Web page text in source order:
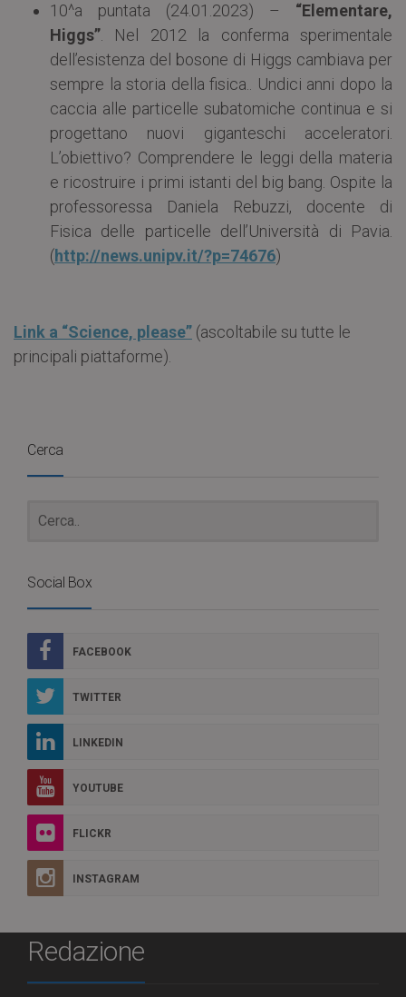
10^a puntata (24.01.2023) – “Elementare,
Higgs” . Nel 2012 la conferma sperimentale
dell’esistenza del bosone di Higgs cambiava per
sempre la storia della fisica.. Undici anni dopo la
caccia alle particelle subatomiche continua e si
progettano nuovi giganteschi acceleratori.
L’obiettivo? Comprendere le leggi della materia
e ricostruire i primi istanti del big bang. Ospite la
professoressa Daniela Rebuzzi, docente di
Fisica delle particelle dell’Università di Pavia.
(http://news.unipv.it/?p=74676)
Link a “Science, please” (ascoltabile su tutte le
principali piattaforme).
Cerca
Social Box
FACEBOOK
TWITTER
LINKEDIN
YOUTUBE
FLICKR
INSTAGRAM
Redazione